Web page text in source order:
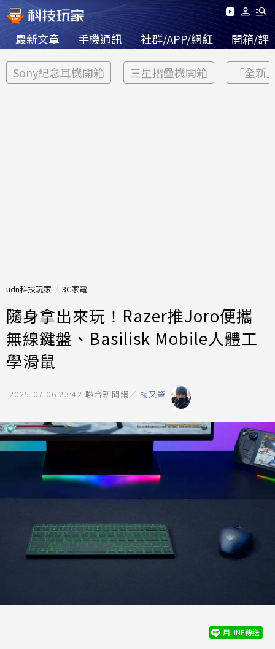
最新文章 手機通訊 社群/APP/網紅 開箱/評
Sony紀念耳機開箱 三星摺疊機開箱 「全新
udn科技玩家 3C家電
隨身拿出來玩！Razer推Joro便攜
無線鍵盤、Basilisk Mobile人體工
學滑鼠
2025-07-06 23:42 聯合新聞網／ 楊又肇
用LINE傳送